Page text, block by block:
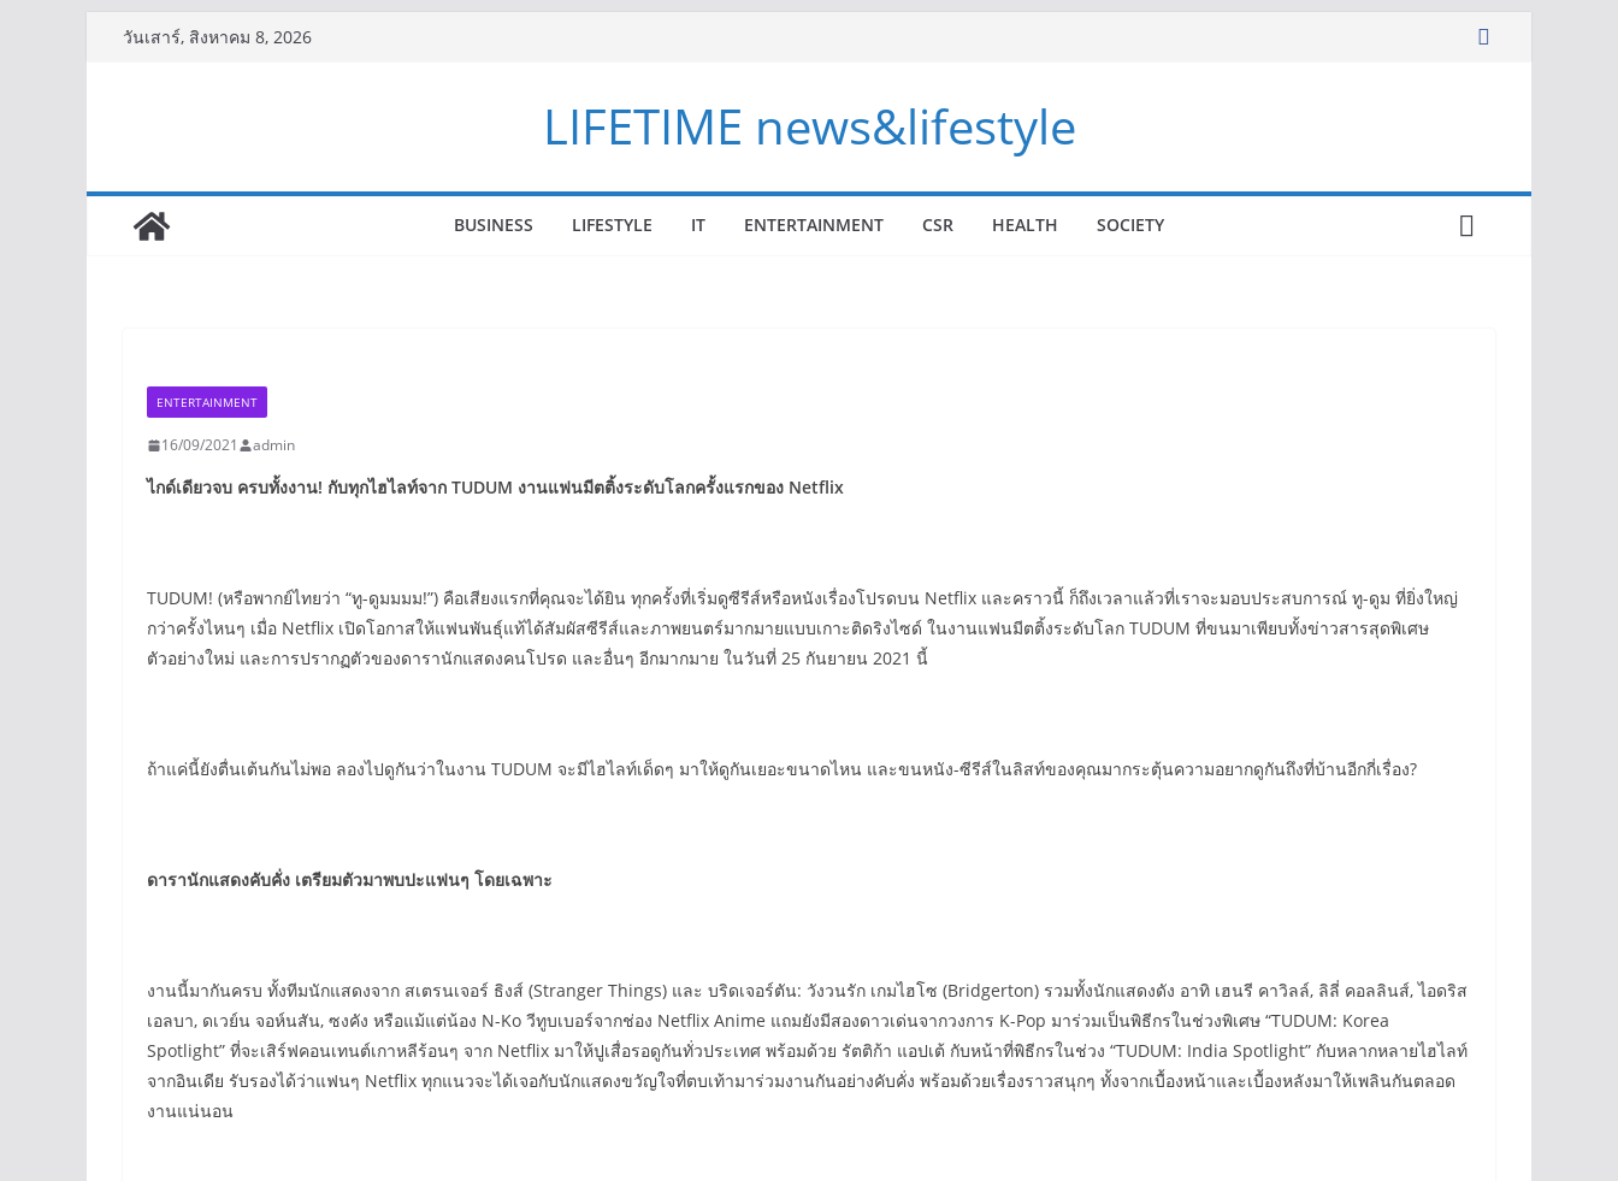
วันเสาร์, สิงหาคม 8, 2026
LIFETIME news&lifestyle
BUSINESS LIFESTYLE IT ENTERTAINMENT CSR HEALTH SOCIETY
ENTERTAINMENT
16/09/2021 admin
ไกด์เดียวจบ ครบทั้งงาน! กับทุกไฮไลท์จาก TUDUM งานแฟนมีตติ้งระดับโลกครั้งแรกของ Netflix
TUDUM! (หรือพากย์ไทยว่า “ทู-ดูมมมม!”) คือเสียงแรกที่คุณจะได้ยิน ทุกครั้งที่เริ่มดูซีรีส์หรือหนังเรื่องโปรดบน Netflix และคราวนี้ ก็ถึงเวลาแล้วที่เราจะมอบประสบการณ์ ทู-ดูม ที่ยิ่งใหญ่
กว่าครั้งไหนๆ เมื่อ Netflix เปิดโอกาสให้แฟนพันธุ์แท้ได้สัมผัสซีรีส์และภาพยนตร์มากมายแบบเกาะติดริงไซด์ ในงานแฟนมีตติ้งระดับโลก TUDUM ที่ขนมาเพียบทั้งข่าวสารสุดพิเศษ
ตัวอย่างใหม่ และการปรากฏตัวของดารานักแสดงคนโปรด และอื่นๆ อีกมากมาย ในวันที่ 25 กันยายน 2021 นี้
ถ้าแค่นี้ยังตื่นเต้นกันไม่พอ ลองไปดูกันว่าในงาน TUDUM จะมีไฮไลท์เด็ดๆ มาให้ดูกันเยอะขนาดไหน และขนหนัง-ซีรีส์ในลิสท์ของคุณมากระตุ้นความอยากดูกันถึงที่บ้านอีกกี่เรื่อง?
ดารานักแสดงคับคั่ง เตรียมตัวมาพบปะแฟนๆ โดยเฉพาะ
งานนี้มากันครบ ทั้งทีมนักแสดงจาก สเตรนเจอร์ ธิงส์ (Stranger Things) และ บริดเจอร์ตัน: วังวนรัก เกมไฮโซ (Bridgerton) รวมทั้งนักแสดงดัง อาทิ เฮนรี คาวิลล์, ลิลี่ คอลลินส์, ไอดริส
เอลบา, ดเวย์น จอห์นสัน, ซงคัง หรือแม้แต่น้อง N-Ko วีทูบเบอร์จากช่อง Netflix Anime แถมยังมีสองดาวเด่นจากวงการ K-Pop มาร่วมเป็นพิธีกรในช่วงพิเศษ “TUDUM: Korea
Spotlight” ที่จะเสิร์ฟคอนเทนต์เกาหลีร้อนๆ จาก Netflix มาให้ปูเสื่อรอดูกันทั่วประเทศ พร้อมด้วย รัตติก้า แอปเต้ กับหน้าที่พิธีกรในช่วง “TUDUM: India Spotlight” กับหลากหลายไฮไลท์
จากอินเดีย รับรองได้ว่าแฟนๆ Netflix ทุกแนวจะได้เจอกับนักแสดงขวัญใจที่ตบเท้ามาร่วมงานกันอย่างคับคั่ง พร้อมด้วยเรื่องราวสนุกๆ ทั้งจากเบื้องหน้าและเบื้องหลังมาให้เพลินกันตลอด
งานแน่นอน